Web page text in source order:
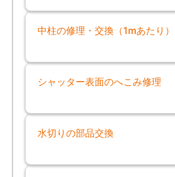
中柱の修理・交換（1mあたり）
シャッター表面のへこみ修理
水切りの部品交換